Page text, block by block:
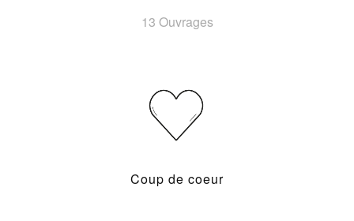
13 Ouvrages
Coup de coeur